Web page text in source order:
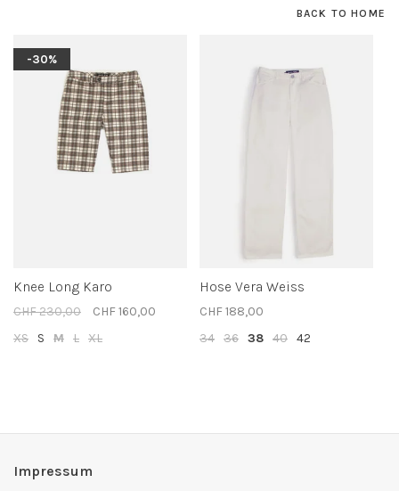
BACK TO HOME
-30%
Knee Long Karo
CHF 230,00
CHF 160,00
XS
S M L XL
Hose Vera Weiss
CHF 188,00
34 36 38 40 42
Impressum